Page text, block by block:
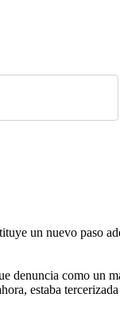
un nuevo paso
como un
estaba